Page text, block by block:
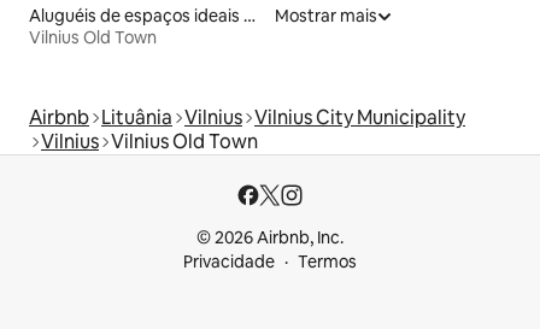
Aluguéis de espaços ideais para famílias
Vilnius Old Town
Mostrar mais
Airbnb Lituânia Vilnius Vilnius City Municipality
Vilnius Vilnius Old Town
© 2026 Airbnb, Inc.
Privacidade
Termos